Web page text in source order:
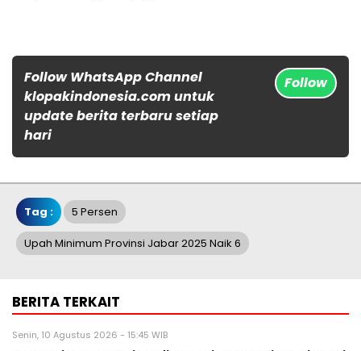
Follow WhatsApp Channel
klopakindonesia.com untuk
update berita terbaru setiap
hari
Follow
Tag : 5 Persen
Upah Minimum Provinsi Jabar 2025 Naik 6
BERITA TERKAIT
Senin, 10 Agustus 2026 - 15:45 WIB